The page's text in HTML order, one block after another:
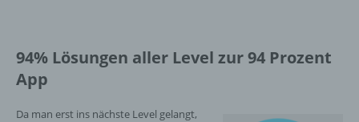
94% Lösungen aller Level zur 94 Prozent
App
Da man erst ins nächste Level gelangt,